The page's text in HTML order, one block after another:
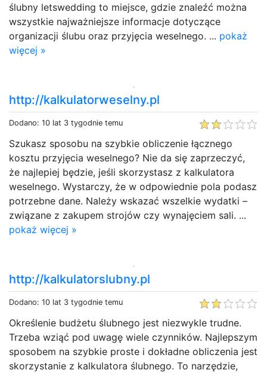
ślubny letswedding to miejsce, gdzie znaleźć można
wszystkie najważniejsze informacje dotyczące
organizacji ślubu oraz przyjęcia weselnego. ... pokaż
więcej »
http://kalkulatorweselny.pl
Dodano: 10 lat 3 tygodnie temu
Szukasz sposobu na szybkie obliczenie łącznego
kosztu przyjęcia weselnego? Nie da się zaprzeczyć,
że najlepiej będzie, jeśli skorzystasz z kalkulatora
weselnego. Wystarczy, że w odpowiednie pola podasz
potrzebne dane. Należy wskazać wszelkie wydatki –
związane z zakupem strojów czy wynajęciem sali. ...
pokaż więcej »
http://kalkulatorslubny.pl
Dodano: 10 lat 3 tygodnie temu
Określenie budżetu ślubnego jest niezwykle trudne.
Trzeba wziąć pod uwagę wiele czynników. Najlepszym
sposobem na szybkie proste i dokładne obliczenia jest
skorzystanie z kalkulatora ślubnego. To narzędzie,